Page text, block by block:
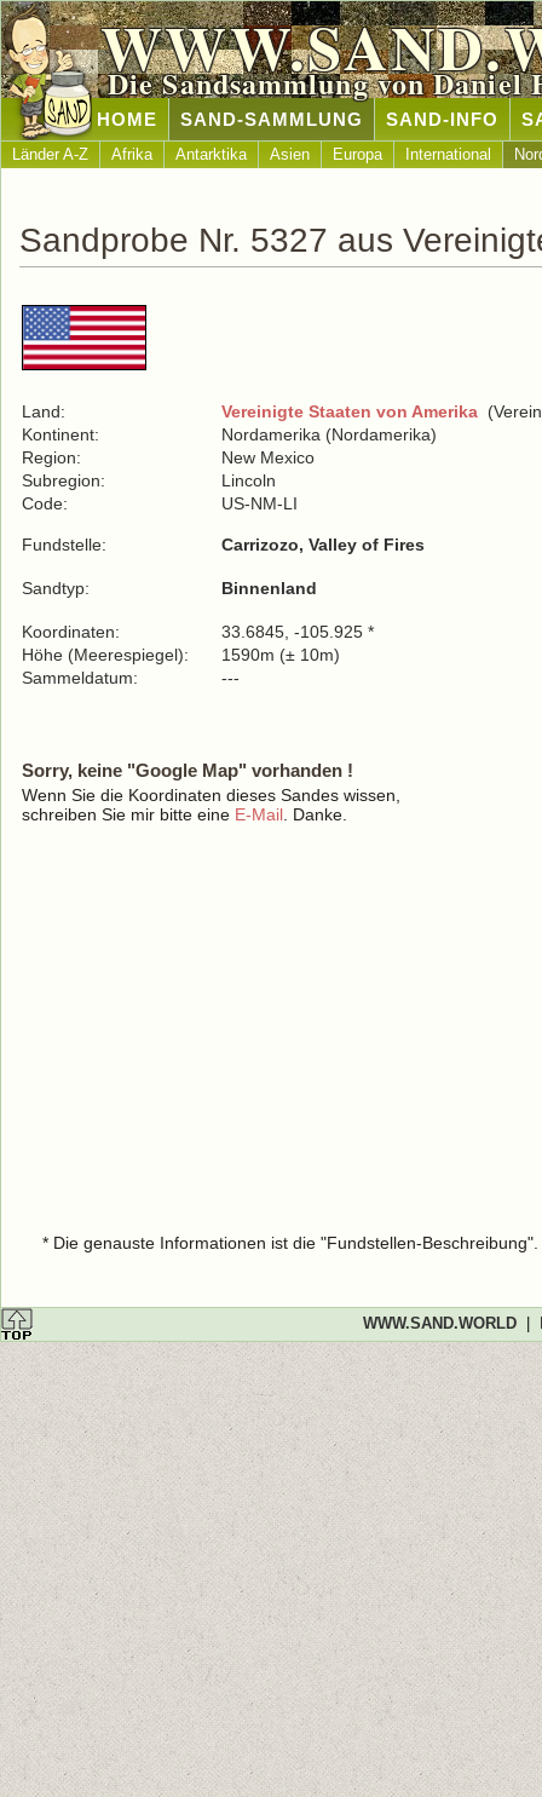
Die Sandsammlung von Daniel
HOME SAND-SAMMLUNG SAND-INFO
Länder A-Z Afrika Antarktika Asien Europa International
Sandprobe Nr. 5327 aus
Land: Vereinigte Staaten von Amerika
Kontinent:
Nordamerika (Nordamerika)
Region:
New Mexico
Subregion:
Lincoln
Code:
US-NM-LI
Fundstelle: Carrizozo, Valley of Fires
Sandtyp: Binnenland
Koordinaten:
33.6845, -105.925 *
Höhe (Meerespiegel):
1590m (± 10m)
Sammeldatum:
---
Sorry, keine "Google Map" vorhanden !
Wenn Sie die Koordinaten dieses Sandes wissen,
schreiben Sie mir bitte eine E-Mail . Danke.
* Die genauste Informationen ist die "Fundstellen-
WWW.SAND.WORLD|